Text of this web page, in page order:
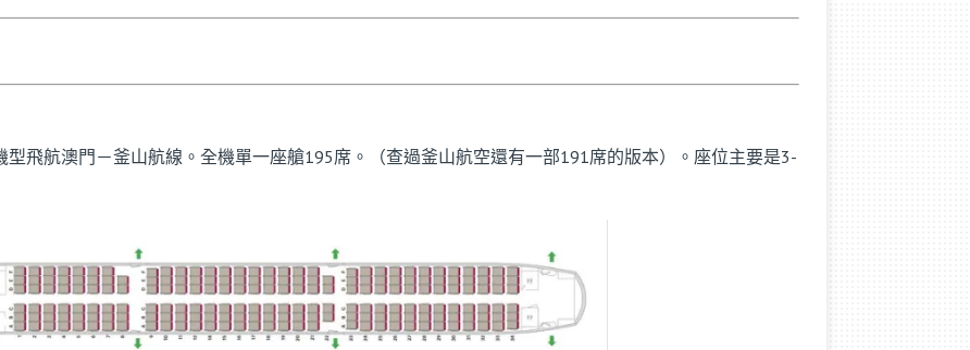
飛航澳門－釜山航線。全機單一座艙195席。（查過釜山航空還有一部191席的版本）。座位主要是3-